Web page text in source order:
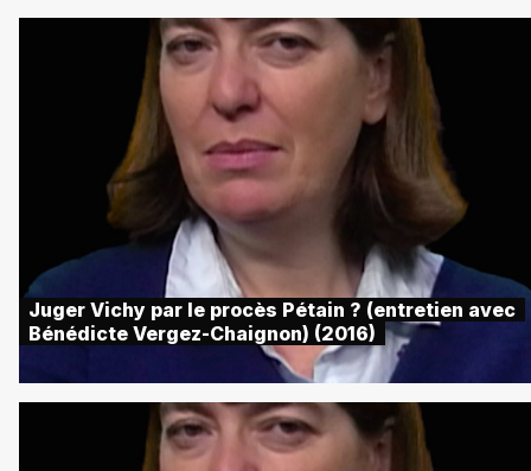
Juger Vichy par le procès Pétain ? (entretien avec
Bénédicte Vergez-Chaignon) (2016)